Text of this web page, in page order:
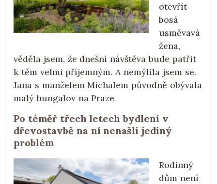
otevřít
bosá
usměvavá
žena,
věděla jsem, že dnešní návštěva bude patřit
k těm velmi příjemným. A nemýlila jsem se.
Jana s manželem Michalem původně obývala
malý bungalov na Praze
Po téměř třech letech bydlení v
dřevostavbě na ní nenašli jediný
problém
Rodinný
dům není